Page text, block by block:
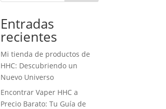
Entradas
recientes
Mi tienda de productos de
HHC: Descubriendo un
Nuevo Universo
Encontrar Vaper HHC a
Precio Barato: Tu Guía de